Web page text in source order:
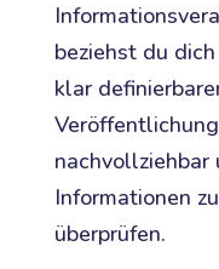
beziehst du
klar
nachvollziehbar
Informationen
überprüfen.